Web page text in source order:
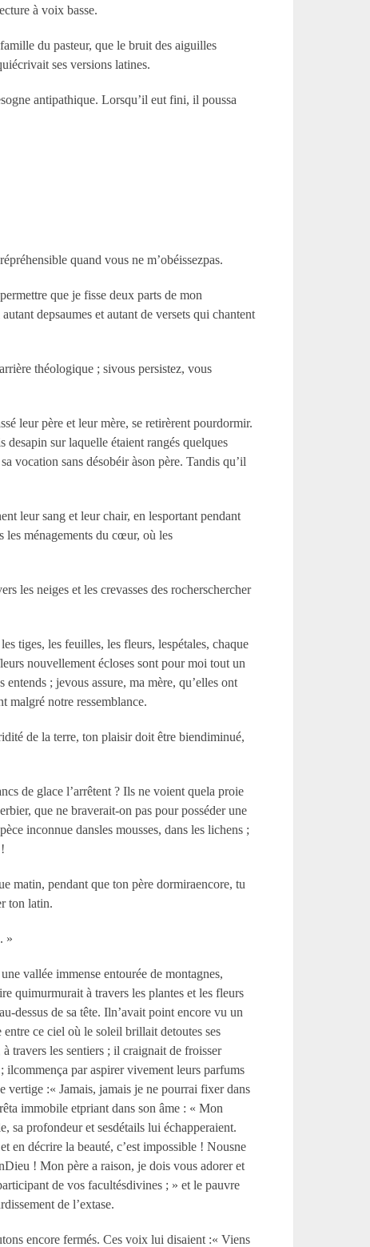
à voix basse.
du pasteur, que le bruit des aiguilles
ses versions latines.
antipathique. Lorsqu’il eut fini, il poussa
quand vous ne m’obéissezpas.
que je fisse deux parts de mon
depsaumes et autant de versets qui chantent
théologique ; sivous persistez, vous
leur père et leur mère, se retirèrent pourdormir.
sur laquelle étaient rangés quelques
vocation sans désobéir àson père. Tandis qu’il
leur sang et leur chair, en lesportant pendant
les ménagements du cœur, où les
les neiges et les crevasses des rocherschercher
tiges, les feuilles, les fleurs, lespétales, chaque
nouvellement écloses sont pour moi tout un
; jevous assure, ma mère, qu’elles ont
malgré notre ressemblance.
de la terre, ton plaisir doit être biendiminué,
de glace l’arrêtent ? Ils ne voient quela proie
que ne braverait-on pas pour posséder une
inconnue dansles mousses, dans les lichens ;
matin, pendant que ton père dormiraencore, tu
ton latin.
»
vallée immense entourée de montagnes,
quimurmurait à travers les plantes et les fleurs
dessus de sa tête. Iln’avait point encore vu un
ce ciel où le soleil brillait detoutes ses
travers les sentiers ; il craignait de froisser
par aspirer vivement leurs parfums
vertige :« Jamais, jamais je ne pourrai fixer dans
immobile etpriant dans son âme : « Mon
sa profondeur et sesdétails lui échapperaient.
en décrire la beauté, c’est impossible ! Nousne
! Mon père a raison, je dois vous adorer et
de vos facultésdivines ; » et le pauvre
de l’extase.
encore fermés. Ces voix lui disaient :« Viens